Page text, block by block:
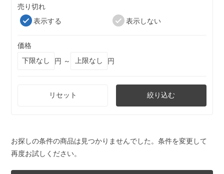
売り切れ
表示する
表示しない
価格
円 ～
円
リセット 絞り込む
お探しの条件の商品は見つかりませんでした。条件を変更して
再度お試しください。